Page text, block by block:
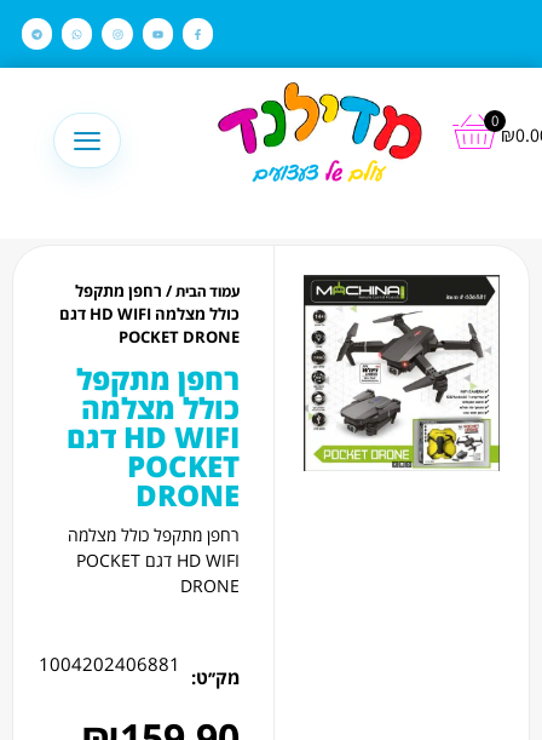
₪
0
עמוד הבית/ רחפן מתקפל
כולל מצלמה HD WIFI דגם
POCKET DRONE
רחפן מתקפל
כולל מצלמה
HD WIFI דגם
POCKET
DRONE
רחפן מתקפל כולל מצלמה
HD WIFI דגם POCKET
DRONE
מק׳׳ט:
1004202406881